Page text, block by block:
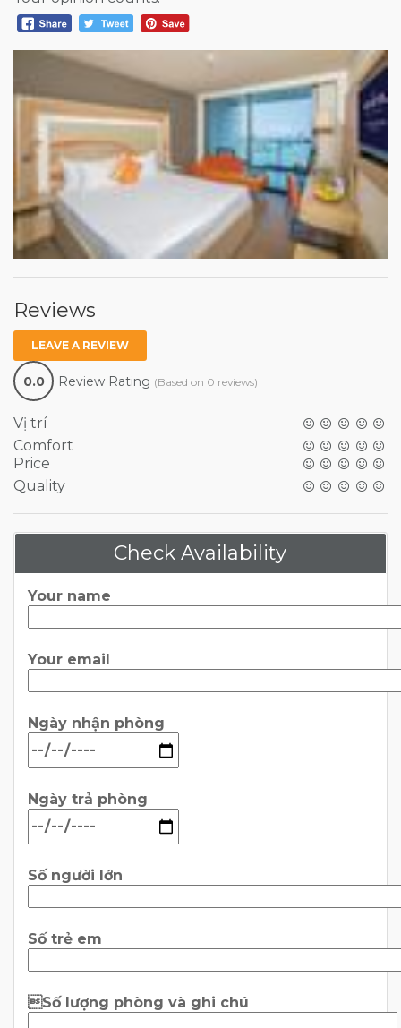
Reviews
LEAVE A REVIEW
0.0 Review Rating (Based on 0 reviews)
Vị trí
Comfort
Price
Quality
Check Availability
Your name
Your email
Ngày nhận phòng
Ngày trả phòng
Số người lớn
Số trẻ em
Số lượng phòng và ghi chú